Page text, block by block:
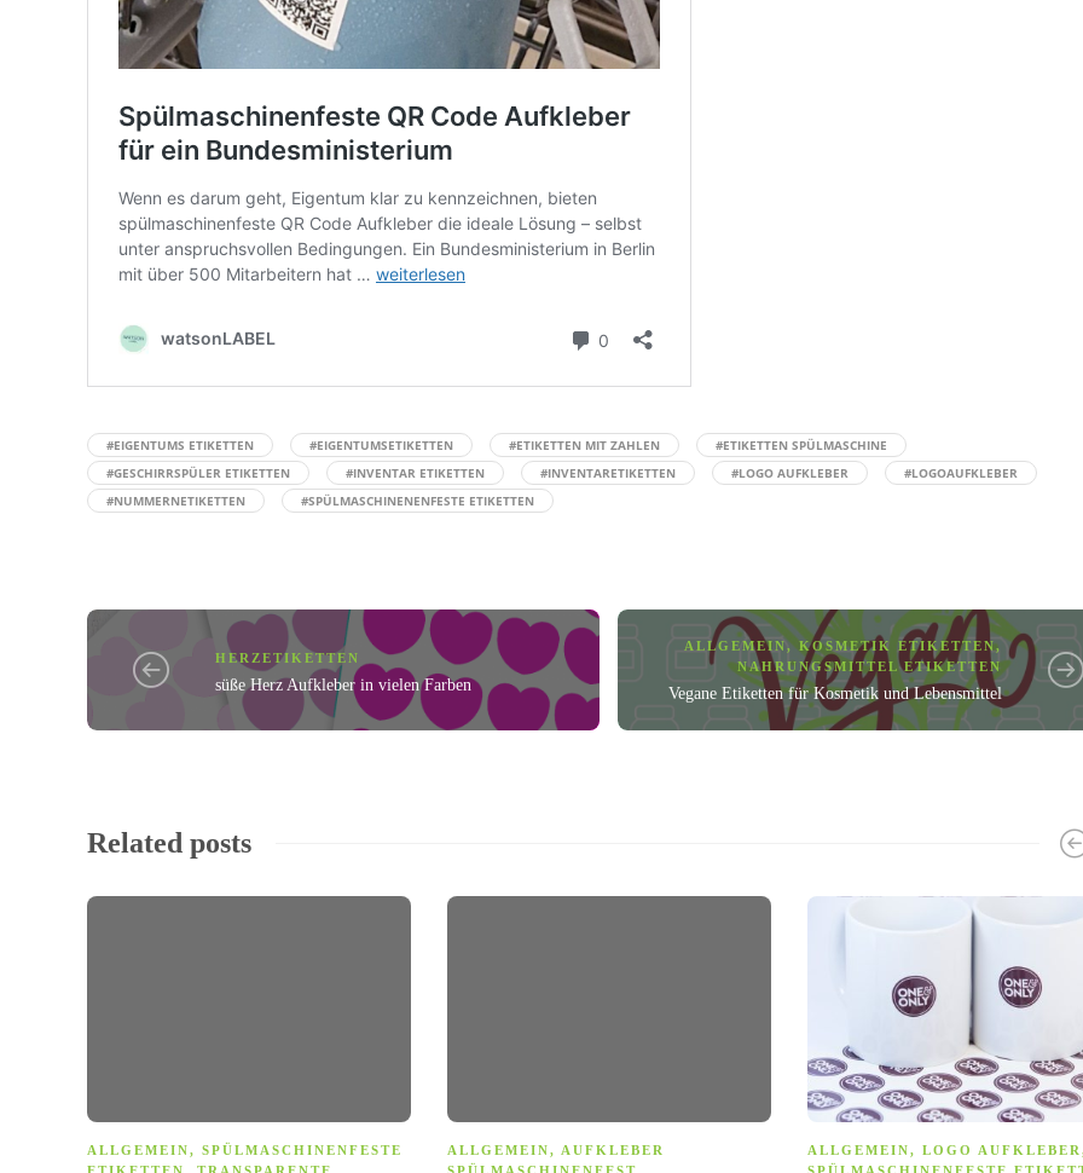
#EIGENTUMS ETIKETTEN #EIGENTUMSETIKETTEN #ETIKETTEN MIT ZAHLEN
#ETIKETTEN SPÜLMASCHINE
#GESCHIRRSPÜLER ETIKETTEN
#INVENTAR ETIKETTEN #INVENTARETIKETTEN #LOGO AUFKLEBER
#LOGOAUFKLEBER
#NUMMERNETIKETTEN
#SPÜLMASCHINENENFESTE ETIKETTEN
HERZETIKETTEN
süße Herz Aufkleber in vielen Farben
ALLGEMEIN,KOSMETIK ETIKETTEN,
NAHRUNGSMITTEL ETIKETTEN
Vegane Etiketten für Kosmetik und Lebensmittel
Related posts
ALLGEMEIN, SPÜLMASCHINENFESTE
ALLGEMEIN, AUFKLEBER
ALLGEMEIN, LOGO AUFKLEBER